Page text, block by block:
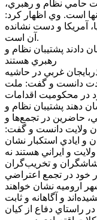
حامي نظام و رهبري،
است. وي اظهار کرد:
آمريکا و دست نشانده
آن است.
دادند پشتيبان نظام و
رهبري هستند
غربي در حاشيه
عبادت دانست و گفت: ملت
در محکوميت اقدامات
دهند پشتيبان نظام و
حاضرين در تجمع‌ها و
ولايت دانست و گفت:
و ايادي استکبار نشان
و ايراني هستند نه
خود در تجمع اعتراضي
اروميه نشان خواهند
و آگاهانه و ثابت
راستاي دفاع از کيان